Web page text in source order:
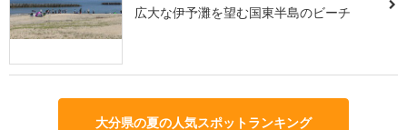
広大な伊予灘を望む国東半島のビーチ
大分県の夏の人気スポットランキング